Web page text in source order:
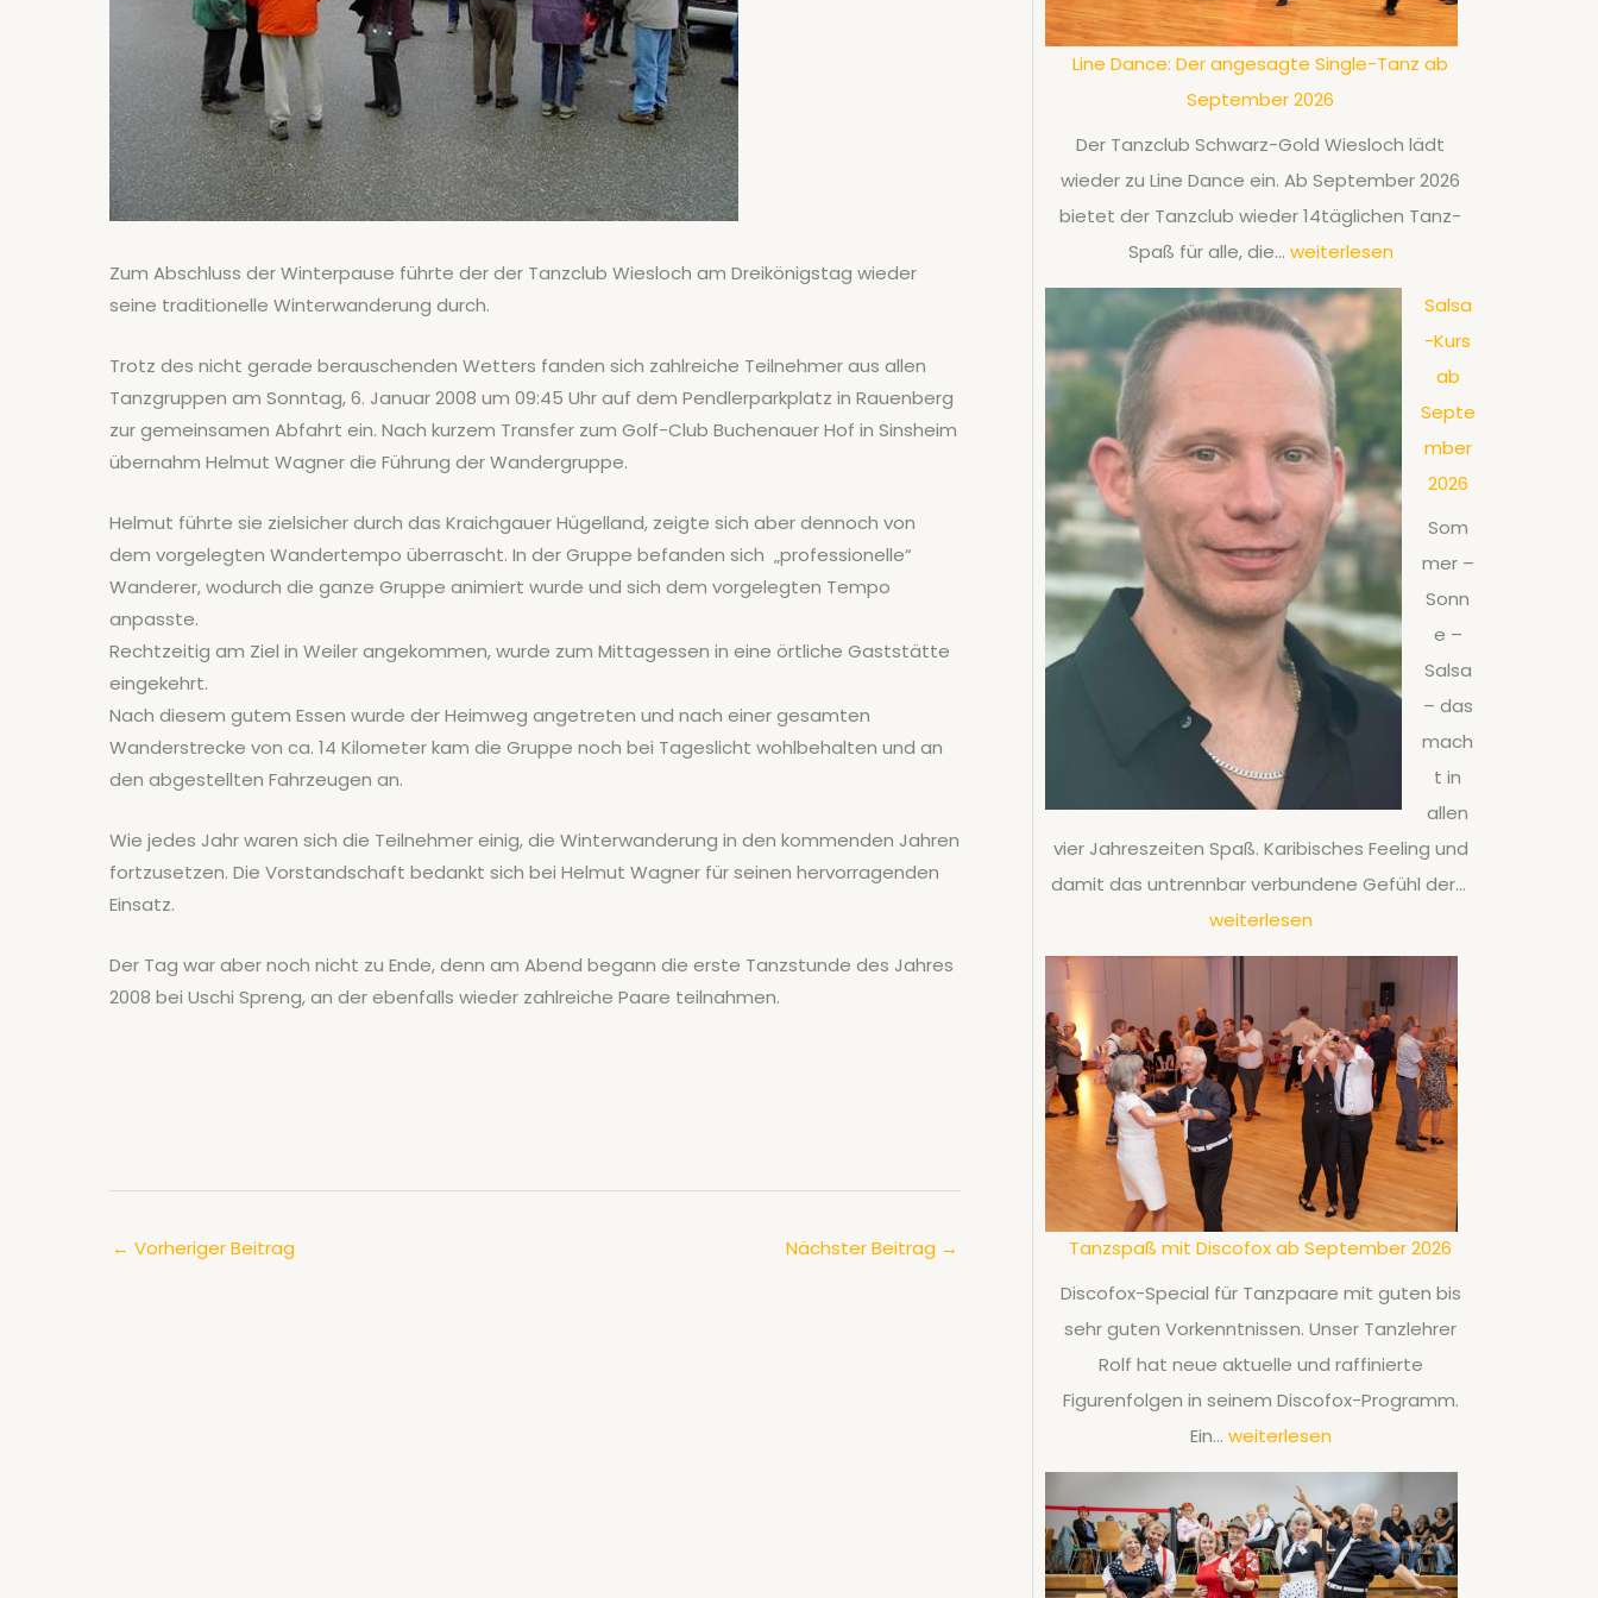
Zum Abschluss der Winterpause führte der der Tanzclub Wiesloch am Dreikönigstag wieder
seine traditionelle Winterwanderung durch.
Trotz des nicht gerade berauschenden Wetters fanden sich zahlreiche Teilnehmer aus allen
Tanzgruppen am Sonntag, 6. Januar 2008 um 09:45 Uhr auf dem Pendlerparkplatz in Rauenberg
zur gemeinsamen Abfahrt ein. Nach kurzem Transfer zum Golf-Club Buchenauer Hof in Sinsheim
übernahm Helmut Wagner die Führung der Wandergruppe.
Helmut führte sie zielsicher durch das Kraichgauer Hügelland, zeigte sich aber dennoch von
dem vorgelegten Wandertempo überrascht. In der Gruppe befanden sich „professionelle“
Wanderer, wodurch die ganze Gruppe animiert wurde und sich dem vorgelegten Tempo
anpasste.
Rechtzeitig am Ziel in Weiler angekommen, wurde zum Mittagessen in eine örtliche Gaststätte
eingekehrt.
Nach diesem gutem Essen wurde der Heimweg angetreten und nach einer gesamten
Wanderstrecke von ca. 14 Kilometer kam die Gruppe noch bei Tageslicht wohlbehalten und an
den abgestellten Fahrzeugen an.
Wie jedes Jahr waren sich die Teilnehmer einig, die Winterwanderung in den kommenden Jahren
fortzusetzen. Die Vorstandschaft bedankt sich bei Helmut Wagner für seinen hervorragenden
Einsatz.
Der Tag war aber noch nicht zu Ende, denn am Abend begann die erste Tanzstunde des Jahres
2008 bei Uschi Spreng, an der ebenfalls wieder zahlreiche Paare teilnahmen.
← Vorheriger Beitrag Nächster Beitrag →
Line Dance: Der angesagte Single-Tanz ab
September 2026
Der Tanzclub Schwarz-Gold Wiesloch lädt
wieder zu Line Dance ein. Ab September 2026
bietet der Tanzclub wieder 14täglichen Tanz-
Spaß für alle, die… L
i
n
a
n
c
e
D
e
r
a
n
s
a
g
t
S
i
n
l
e
-
T
a
n
z
a
S
e
p
weiterlesen
Salsa
-Kurs
ab
Septe
mber
2026
Som
mer –
Sonn
e –
Salsa
– das
mach
t in
allen
vier Jahreszeiten Spaß. Karibisches Feeling und
damit das untrennbar verbundene Gefühl der…
weiterlesen
Tanzspaß mit Discofox ab September 2026
Discofox-Special für Tanzpaare mit guten bis
sehr guten Vorkenntnissen. Unser Tanzlehrer
Rolf hat neue aktuelle und raffinierte
Figurenfolgen in seinem Discofox-Programm.
Ein… T
a
z
s
weiterlesen